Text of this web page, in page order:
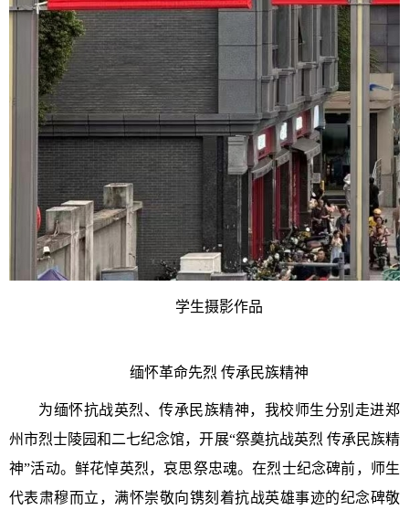
学生摄影作品
缅怀革命先烈 传承民族精神
为缅怀抗战英烈、传承民族精神，我校师生分别走进郑
州市烈士陵园和二七纪念馆，开展“祭奠抗战英烈 传承民族精
神”活动。鲜花悼英烈，哀思祭忠魂。在烈士纪念碑前，师生
代表肃穆而立，满怀崇敬向镌刻着抗战英雄事迹的纪念碑敬